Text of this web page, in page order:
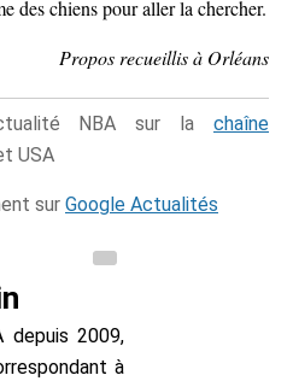
des chiens pour aller la chercher.
Propos recueillis à Orléans
NBA sur la chaîne
USA
sur Google Actualités
depuis 2009,
à